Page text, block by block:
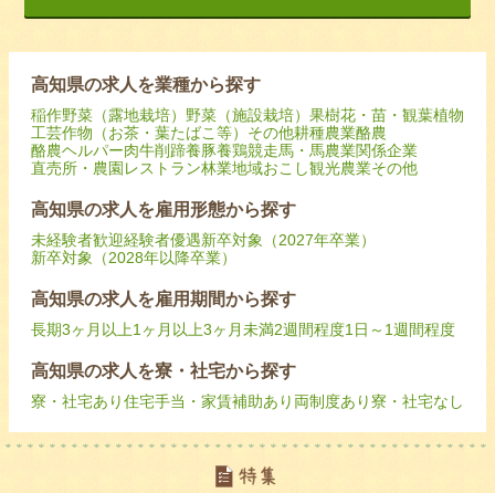
高知県の求人を業種から探す
稲作野菜（露地栽培） 野菜（施設栽培） 果樹花・苗・観葉植物
工芸作物（お茶・葉たばこ等） その他耕種農業酪農
酪農ヘルパー肉牛削蹄養豚養鶏競走馬・馬農業関係企業
直売所・農園レストラン林業地域おこし観光農業その他
高知県の求人を雇用形態から探す
未経験者歓迎経験者優遇新卒対象（2027年卒業）
新卒対象（2028年以降卒業）
高知県の求人を雇用期間から探す
長期3ヶ月以上1ヶ月以上3ヶ月未満2週間程度1日～1週間程度
高知県の求人を寮・社宅から探す
寮・社宅あり住宅手当・家賃補助あり 両制度あり寮・社宅なし